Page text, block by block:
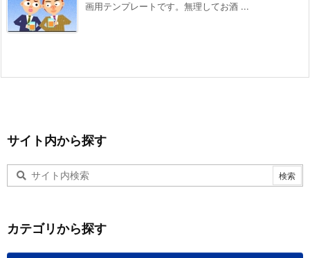
画用テンプレートです。無理してお酒 ...
サイト内から探す
カテゴリから探す